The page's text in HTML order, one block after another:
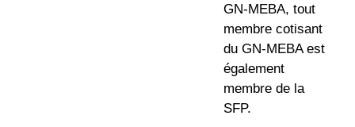
GN-MEBA, tout
membre cotisant
du GN-MEBA est
également
membre de la
SFP.